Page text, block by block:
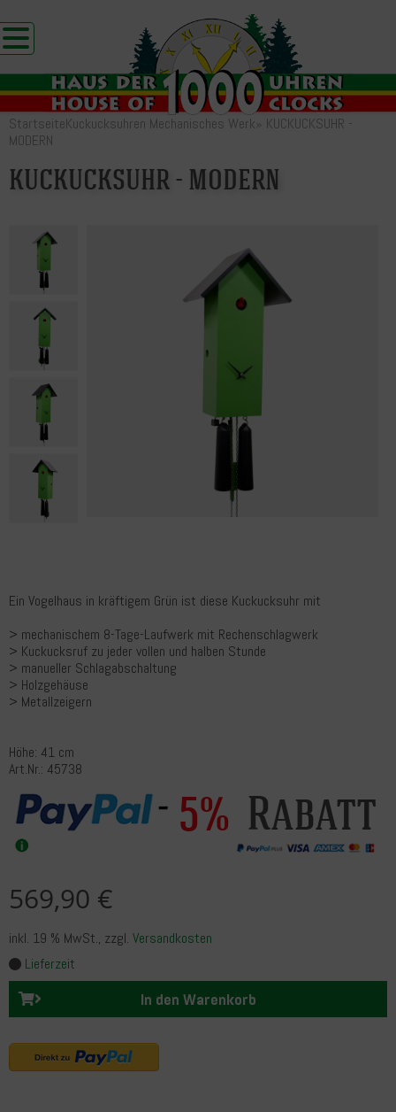
StartseiteKuckucksuhren Mechanisches Werk» KUCKUCKSUHR -
MODERN
KUCKUCKSUHR - MODERN
Ein Vogelhaus in kräftigem Grün ist diese Kuckucksuhr mit
> mechanischem 8-Tage-Laufwerk mit Rechenschlagwerk
> Kuckucksruf zu jeder vollen und halben Stunde
> manueller Schlagabschaltung
> Holzgehäuse
> Metallzeigern
Höhe: 41 cm
Art.Nr.: 45738
5% Rabatt
569,90 €
inkl. 19 % MwSt., zzgl. Versandkosten
Lieferzeit
In den Warenkorb